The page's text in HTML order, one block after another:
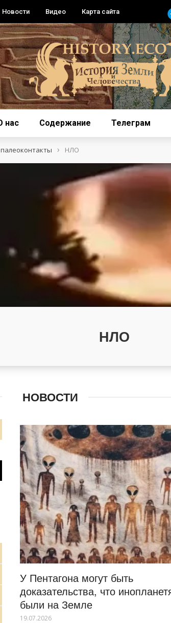
Новости Видео Карта сайта
нас Содержание Телеграм
› НЛО
НЛО
НОВОСТИ
У Пентагона могут быть
доказательства, что
были на Земле
19.07.2026